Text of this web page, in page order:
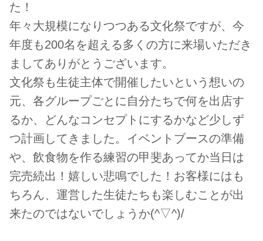
た！
年々大規模になりつつある文化祭ですが、今
年度も200名を超える多くの方に来場いただき
ましてありがとうございます。
文化祭も生徒主体で開催したいという想いの
元、各グループごとに自分たちで何を出店す
るか、どんなコンセプトにするかなど少しず
つ計画してきました。イベントブースの準備
や、飲食物を作る練習の甲斐あってか当日は
完売続出！嬉しい悲鳴でした！お客様にはも
ちろん、運営した生徒たちも楽しむことが出
来たのではないでしょうか(^▽^)/